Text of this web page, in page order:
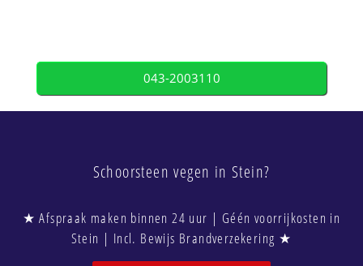
043-2003110
Schoorsteen vegen in Stein?
★ Afspraak maken binnen 24 uur | Géén voorrijkosten in
Stein | Incl. Bewijs Brandverzekering ★